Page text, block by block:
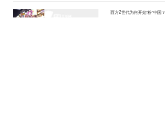
西方Z世代为何开始“粉”中国？